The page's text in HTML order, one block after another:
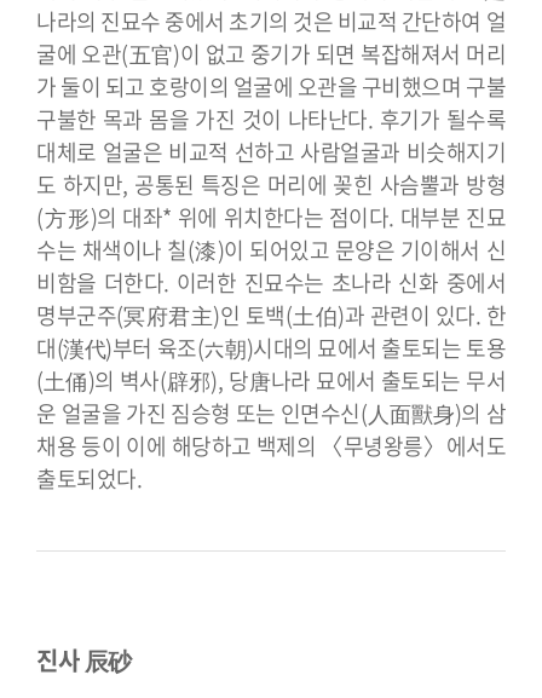
나라의 진묘수 중에서 초기의 것은 비교적 간단하여 얼
굴에 오관(五官)이 없고 중기가 되면 복잡해져서 머리
가 둘이 되고 호랑이의 얼굴에 오관을 구비했으며 구불
구불한 목과 몸을 가진 것이 나타난다. 후기가 될수록
대체로 얼굴은 비교적 선하고 사람얼굴과 비슷해지기
도 하지만, 공통된 특징은 머리에 꽂힌 사슴뿔과 방형
(方形)의 대좌* 위에 위치한다는 점이다. 대부분 진묘
수는 채색이나 칠(漆)이 되어있고 문양은 기이해서 신
비함을 더한다. 이러한 진묘수는 초나라 신화 중에서
명부군주(冥府君主)인 토백(土伯)과 관련이 있다. 한
대(漢代)부터 육조(六朝)시대의 묘에서 출토되는 토용
(土俑)의 벽사(辟邪), 당唐나라 묘에서 출토되는 무서
운 얼굴을 가진 짐승형 또는 인면수신(人面獸身)의 삼
채용 등이 이에 해당하고 백제의 〈무녕왕릉〉에서도
출토되었다.
진사 辰砂